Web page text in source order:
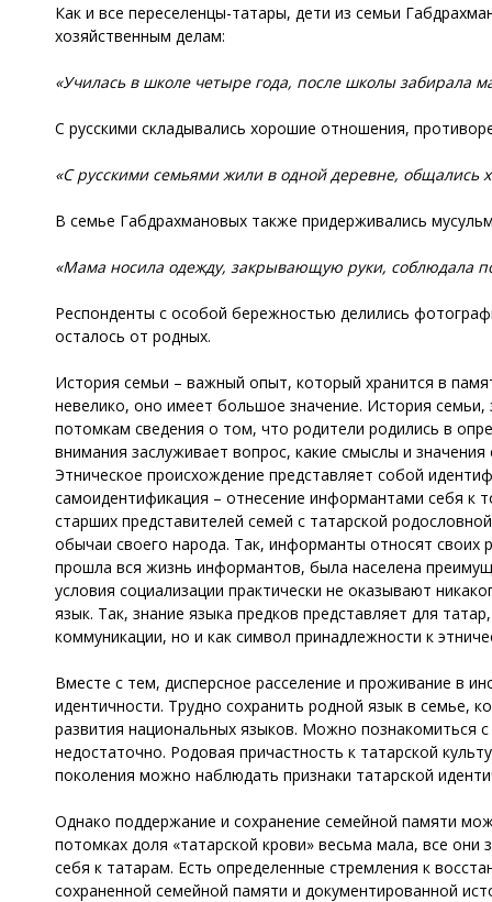
Как и все переселенцы-татары, дети из семьи
хозяйственным делам:
«Училась в школе четыре года, после школы забирала
С русскими складывались хорошие отношения,
«С русскими семьями жили в одной деревне, общались
В семье Габдрахмановых также придерживались
«Мама носила одежду, закрывающую руки, соблюдала
Респонденты с особой бережностью делились
осталось от родных.
История семьи – важный опыт, который хранится в
невелико, оно имеет большое значение. История
потомкам сведения о том, что родители родились в
внимания заслуживает вопрос, какие смыслы и
Этническое происхождение представляет собой
самоидентификация – отнесение информантами себя к
старших представителей семей с татарской
обычаи своего народа. Так, информанты относят своих
прошла вся жизнь информантов, была населена
условия социализации практически не оказывают
язык. Так, знание языка предков представляет для
коммуникации, но и как символ принадлежности к
Вместе с тем, дисперсное расселение и проживание в
идентичности. Трудно сохранить родной язык в семье,
развития национальных языков. Можно познакомиться
недостаточно. Родовая причастность к татарской
поколения можно наблюдать признаки татарской
Однако поддержание и сохранение семейной памяти
потомках доля «татарской крови» весьма мала, все они
себя к татарам. Есть определенные стремления к
сохраненной семейной памяти и документированной